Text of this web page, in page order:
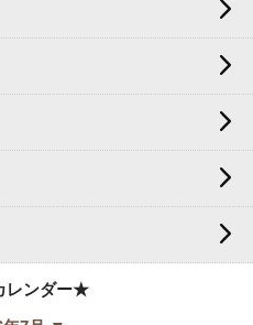
レンダー★